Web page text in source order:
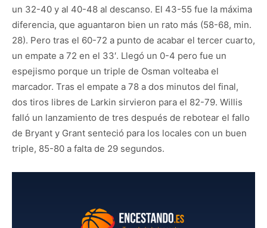
un 32-40 y al 40-48 al descanso. El 43-55 fue la máxima
diferencia, que aguantaron bien un rato más (58-68, min.
28). Pero tras el 60-72 a punto de acabar el tercer cuarto,
un empate a 72 en el 33′. Llegó un 0-4 pero fue un
espejismo porque un triple de Osman volteaba el
marcador. Tras el empate a 78 a dos minutos del final,
dos tiros libres de Larkin sirvieron para el 82-79. Willis
falló un lanzamiento de tres después de rebotear el fallo
de Bryant y Grant senteció para los locales con un buen
triple, 85-80 a falta de 29 segundos.